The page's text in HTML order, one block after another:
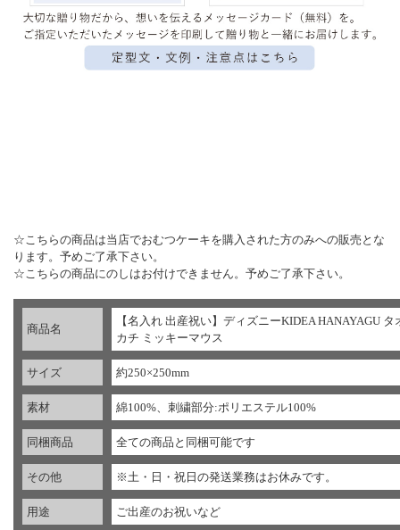
☆こちらの商品は当店でおむつケーキを購入された方のみへの販売とな
ります。予めご了承下さい。
☆こちらの商品にのしはお付けできません。予めご了承下さい。
商品名
【名入れ 出産祝い】ディズニーKIDEA HANAYAGU タ
カチ ミッキーマウス
サイズ 約250×250mm
素材 綿100%、刺繍部分:ポリエステル100%
同梱商品 全ての商品と同梱可能です
その他 ※土・日・祝日の発送業務はお休みです。
用途 ご出産のお祝いなど